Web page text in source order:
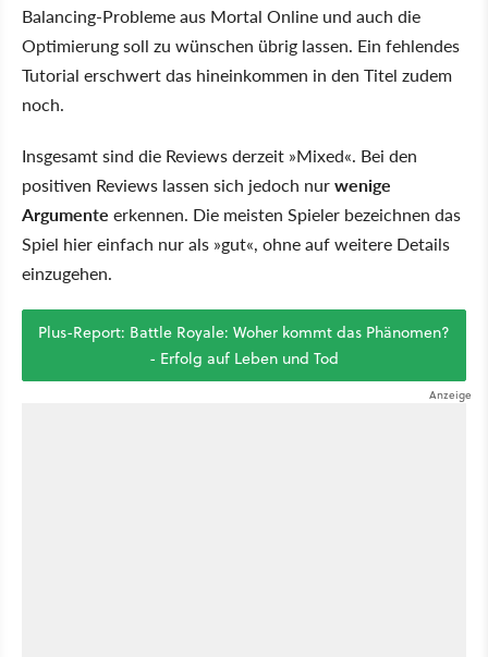
Balancing-Probleme aus Mortal Online und auch die
Optimierung soll zu wünschen übrig lassen. Ein fehlendes
Tutorial erschwert das hineinkommen in den Titel zudem
noch.
Insgesamt sind die Reviews derzeit »Mixed«. Bei den
positiven Reviews lassen sich jedoch nurwenige
Argumente erkennen. Die meisten Spieler bezeichnen das
Spiel hier einfach nur als »gut«, ohne auf weitere Details
einzugehen.
Plus-Report: Battle Royale: Woher kommt das Phänomen?
- Erfolg auf Leben und Tod